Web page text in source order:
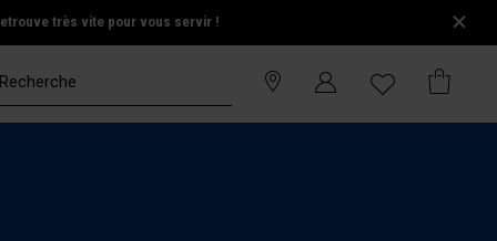
très vite pour vous servir !